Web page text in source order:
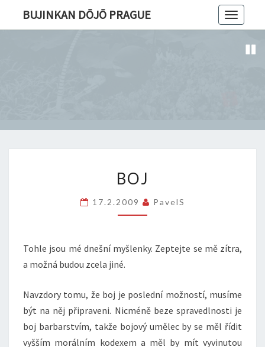
Toggle
BUJINKAN DŌJŌ PRAGUE
BOJ
17.2.2009 PavelS
Tohle jsou mé dnešní myšlenky. Zeptejte se mě zítra,
a možná budou zcela jiné.
Navzdory tomu, že boj je poslední možností, musíme
být na něj připraveni. Nicméně beze spravedlnosti je
boj barbarstvím, takže bojový umělec by se měl řídit
vyšším morálním kodexem a měl by mít vyvinutou